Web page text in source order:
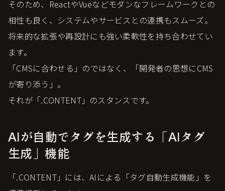
そのため、ReactやVueなどモダンなフレームワークとの
相性も良く、システムやサービスとの連携もスムーズ。
将来的な拡張や再設計にも強い柔軟性を持ち合わせてい
ます。
「CMSに合わせる」のではなく、「開発者の思想にCMS
が寄り添う」。
それが「.CONTENT」のスタンスです。
AIが自動でタグを生成する「AIタグ
生成」機能
「.CONTENT」には、AIによる「タグ自動生成機能」を